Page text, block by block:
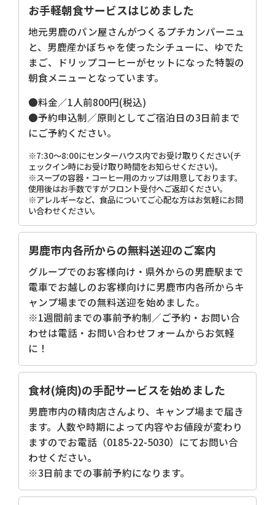
お手軽朝食サービスはじめました
地元男鹿のパン屋さんがつくるプチカンパーニュ
と、男鹿産かぼちゃを使ったシチューに、ゆでた
まご、ドリップコーヒーがセットになった特製の
朝食メニューとなっています。
●料金／1人前800円(税込)
●予約申込制／原則としてご宿泊日の3日前まで
にご予約ください。
※7:30～8:00にセンターハウス内でお受け取りください(チ
ェックイン時にお受け取り時間をお知らせください)。
※スープの容器・コーヒー用のカップは用意しております。
使用後はお手数ですがフロント受付へご返却ください。
※アレルギーなど、食品についてご心配な方はお気軽にお問
い合わせください。
男鹿市内各所からの無料送迎のご案内
グループでのお客様向け・県外からの男鹿駅まで
電車でお越しのお客様向けに男鹿市内各所からキ
ャンプ場までの無料送迎を始めました。
※1週間前までの事前予約制／ご予約・お問い合
わせは電話・お問い合わせフォームからお気軽
に！
食材(焼肉)の手配サービスを始めました
男鹿市内の精肉店さんより、キャンプ場まで届き
ます。人数や時期によって内容やお値段が変わり
ますのでお電話（0185-22-5030）にてお問い合
わせください。
※3日前までの事前予約になります。